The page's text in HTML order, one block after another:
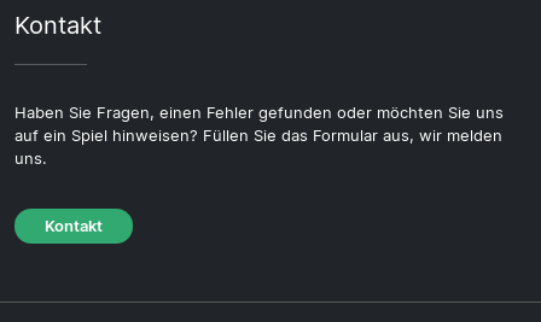
Kontakt
Haben Sie Fragen, einen Fehler gefunden oder möchten Sie uns
auf ein Spiel hinweisen? Füllen Sie das Formular aus, wir melden
uns.
Kontakt